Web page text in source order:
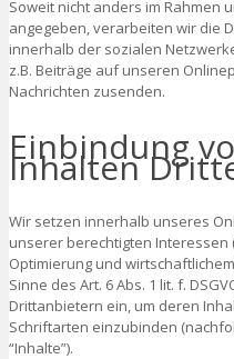
Soweit nicht anders im Rahmen
angegeben, verarbeiten wir die
innerhalb der sozialen
z.B. Beiträge auf unseren
Nachrichten zusenden.
Einbindung
Inhalten
Wir setzen innerhalb unseres
unserer berechtigten Interessen
Optimierung und
Sinne des Art. 6 Abs. 1 lit. f.
Drittanbietern ein, um deren
Schriftarten einzubinden
“Inhalte”).